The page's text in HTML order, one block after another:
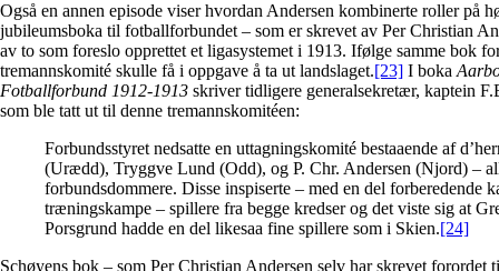
Også en annen episode viser hvordan Andersen kombinerte roller på
jubileumsboka til fotballforbundet – som er skrevet av Per Christian
av to som foreslo opprettet et ligasystemet i 1913. Ifølge samme bok
tremannskomité skulle få i oppgave å ta ut landslaget.[23] I boka
Fotballforbund 1912-1913 skriver tidligere generalsekretær, kaptein
som ble tatt ut til denne tremannskomitéen:
Forbundsstyret nedsatte en uttagningskomité bestaaende af
(Urædd), Tryggve Lund (Odd), og P. Chr. Andersen (Njord) –
forbundsdommere. Disse inspiserte – med en del forberedende
træningskampe – spillere fra begge kredser og det viste sig at
Porsgrund hadde en del likesaa fine spillere som i Skien.[24]
Schøyens bok – som Per Christian Andersen selv har skrevet forordet